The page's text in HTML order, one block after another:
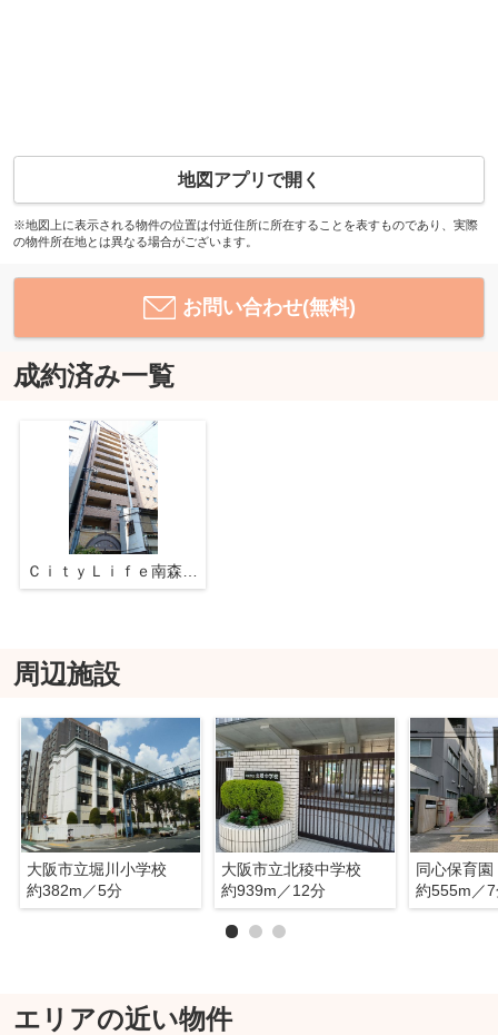
地図アプリで開く
※地図上に表示される物件の位置は付近住所に所在することを表すものであり、実際
の物件所在地とは異なる場合がございます。
お問い合わせ(無料)
成約済み一覧
ＣｉｔｙＬｉｆｅ南森町Ｌ'ａｖｅｎｉｒ
周辺施設
大阪市立堀川小学校
約382m／5分
大阪市立北稜中学校
約939m／12分
同心保育園
約555m／
エリアの近い物件